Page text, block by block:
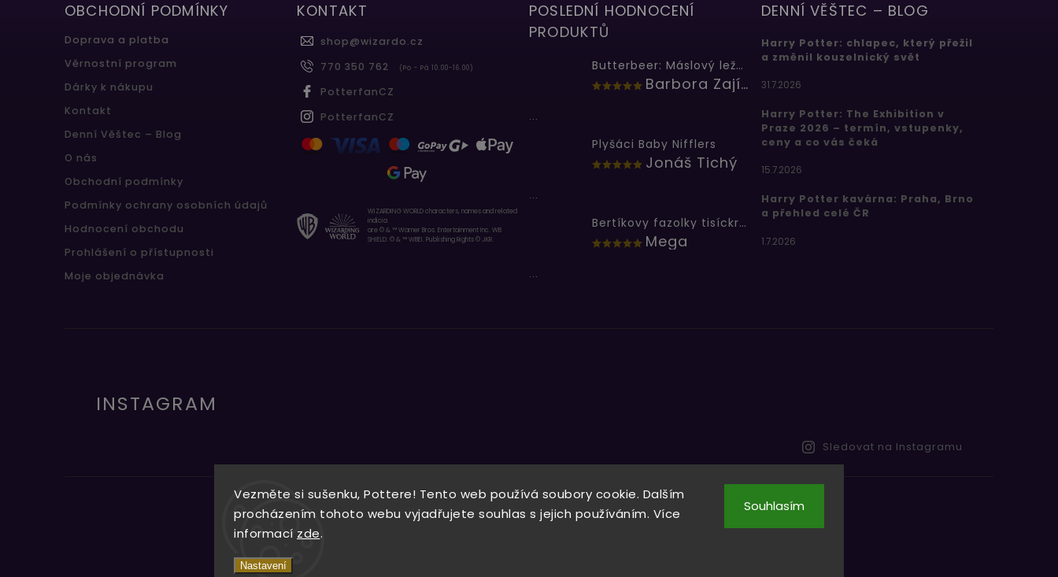
Vezměte si sušenku, Pottere! Tento web používá soubory cookie. Dalším
procházením tohoto webu vyjadřujete souhlas s jejich používáním. Více
informací zde.
Nastavení
Souhlasím
OBCHODNÍ PODMÍNKY
Doprava a platba
Věrnostní program
Dárky k nákupu
Kontakt
Denní Věštec – Blog
O nás
Obchodní podmínky
Podmínky ochrany osobních údajů
Hodnocení obchodu
Prohlášení o přístupnosti
Moje objednávka
KONTAKT
shop@wizardo.cz
770 350 762
(Po - Pá 10.00-16.00)
PotterfanCZ
PotterfanCZ
WIZARDING WORLD characters, names and related
indicia
are © & ™ Warner Bros. Entertainment Inc. WB
SHIELD: © & ™ WBEI. Publishing Rights © JKR.
POSLEDNÍ HODNOCENÍ
PRODUKTŮ
Butterbeer: Máslový ležák
Barbora Zajícová
...
Plyšáci Baby Nifflers
Jonáš Tichý
...
Bertíkovy fazolky tisíckrát jinak
Mega
...
DENNÍ VĚŠTEC – BLOG
Harry Potter: chlapec, který přežil
a změnil kouzelnický svět
31.7.2026
Harry Potter: The Exhibition v
Praze 2026 – termín, vstupenky,
ceny a co vás čeká
15.7.2026
Harry Potter kavárna: Praha, Brno
a přehled celé ČR
1.7.2026
INSTAGRAM
Sledovat na Instagramu
Copyright 2026Wizardo. Všechna práva vyhrazena.